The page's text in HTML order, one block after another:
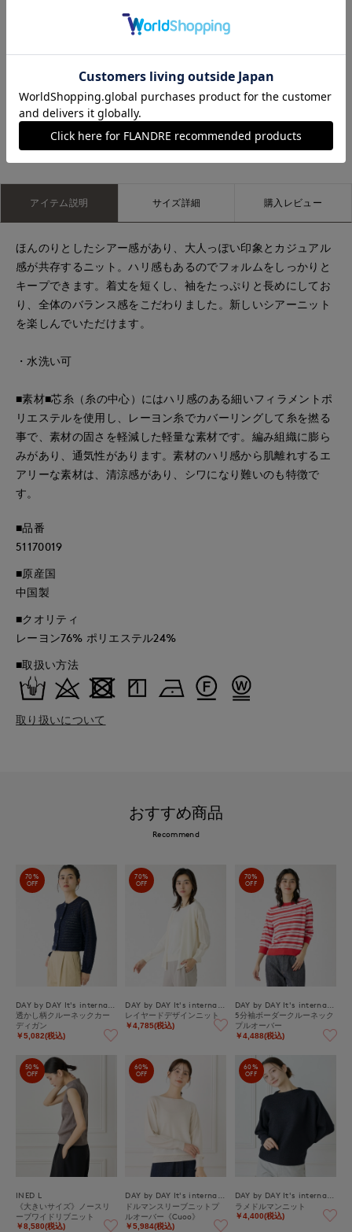
博多大丸7-IDconcept. 立川伊勢丹I.T.'S.international
もっと見る
アイテム説明 サイズ詳細 購入レビュー
ほんのりとしたシアー感があり、大人っぽい印象とカジュアル
感が共存するニット。ハリ感もあるのでフォルムをしっかりと
キープできます。着丈を短くし、袖をたっぷりと長めにしてお
り、全体のバランス感をこだわりました。新しいシアーニット
を楽しんでいただけます。
・水洗い可
■素材■芯糸（糸の中心）にはハリ感のある細いフィラメントポ
リエステルを使用し、レーヨン糸でカバーリングして糸を撚る
事で、素材の固さを軽減した軽量な素材です。編み組織に膨ら
みがあり、通気性があります。素材のハリ感から肌離れするエ
アリーな素材は、清涼感があり、シワになり難いのも特徴で
す。
■品番
51170019
■原産国
中国製
■クオリティ
レーヨン76% ポリエステル24%
■取扱い方法
取り扱いについて
おすすめ商品
Recommend
70%
OFF
透かし柄クルーネックカー
ディガン
￥5,082(税込)
70%
OFF
レイヤードデザインニット
￥4,785(税込)
70%
OFF
5分袖ボーダークルーネック
プルオーバー
￥4,488(税込)
50%
OFF
INED L
《大きいサイズ》ノースリ
ーブワイドリブニット
￥8,580(税込)
60%
OFF
ドルマンスリーブニットプ
ルオーバー《Cuoo》
￥5,984(税込)
60%
OFF
ラメドルマンニット
￥4,400(税込)